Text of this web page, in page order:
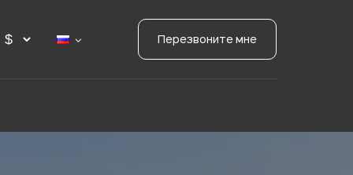
Перезвоните мне